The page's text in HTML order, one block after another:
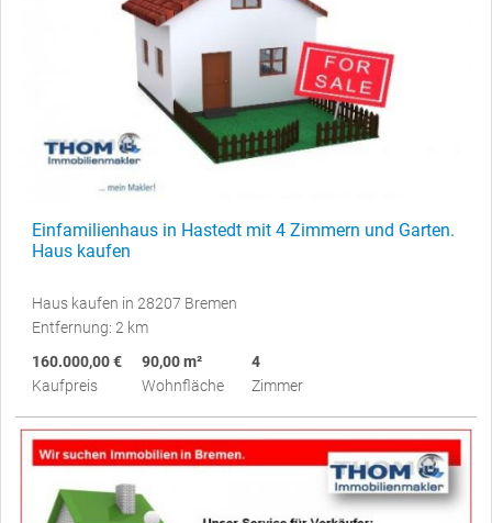
Einfamilienhaus in Hastedt mit 4 Zimmern und Garten.
Haus kaufen
Haus kaufen in 28207 Bremen
Entfernung: 2 km
160.000,00 €
Kaufpreis
90,00 m²
Wohnfläche
4
Zimmer